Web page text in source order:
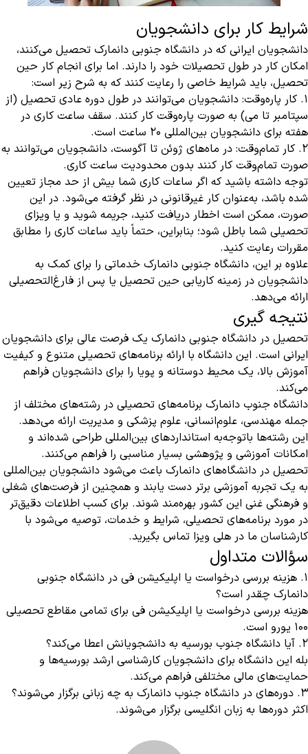
شرایط کار برای دانشجویان
دانشجویان ایرانی که در دانشگاه جنوبی دانمارک تحصیل می‌کنند،
امکان کار در طول تحصیلات خود را دارند. اما برای انجام کار حین
تحصیل، باید شرایط خاصی را رعایت کنند که به شرح زیر است:
1. کار پاره‌وقت: دانشجویان می‌توانند در طول دوره عادی تحصیل (از
سپتامبر تا می) به صورت پاره‌وقت کار کنند. سقف ساعت کاری در
هفته برای دانشجویان بین‌المللی ۲۰ ساعت است.
2. کار تمام‌وقت: در ماه‌های ژوئن تا آگوست، دانشجویان می‌توانند به
صورت تمام‌وقت کار کنند بدون محدودیت ساعت کاری.
توجه داشته باشید که اگر ساعات کاری شما بیش از حد مجاز تعیین
شده باشد، به‌عنوان کار غیرقانونی در نظر گرفته می‌شود. در این
صورت، ممکن است اخطار دریافت کنید، جریمه شوید و یا ویزای
تحصیلی شما باطل شود؛ بنابراین، حتماً باید ساعات کاری را مطابق
مقررات رعایت کنید.
علاوه بر این، دانشگاه جنوبی دانمارک خدماتی را برای کمک به
دانشجویان در زمینه کاریابی حین تحصیل یا پس از فارغ‌التحصیلی
ارائه می‌دهد.
نتیجه‌ گیری
تحصیل در دانشگاه جنوبی دانمارک یک فرصت عالی برای دانشجویان
ایرانی است. این دانشگاه با ارائه برنامه‌های تحصیلی متنوع و کیفیت
آموزش بالا، یک محیط دوستانه و پویا را برای دانشجویان فراهم
می‌کند.
دانشگاه جنوب دانمارک برنامه‌های تحصیلی در رشته‌های مختلف از
جمله مهندسی، علوم‌انسانی، علوم پزشکی و مدیریت ارائه می‌دهد.
این رشته‌ها باتوجه‌به استانداردهای بین‌المللی طراحی شده‌اند و
امکانات آموزشی و پژوهشی بسیار مناسبی را فراهم می‌کنند.
تحصیل در دانشگاه‌های دانمارک باعث می‌شود دانشجویان بین‌المللی
به یک تجربه آموزشی برتر دست یابند و همچنین از فرصت‌های شغلی
و فرهنگی غنی این کشور بهره‌مند شوند. برای کسب اطلاعات دقیق‌تر
در مورد برنامه‌های تحصیلی، شرایط و خدمات، توصیه می‌شود با
کارشناسان ما در هلی ویزا تماس بگیرید.
سؤالات متداول
1. هزینه بررسی درخواست یا اپلیکیشن فی در دانشگاه جنوبی
دانمارک چقدر است؟
هزینه بررسی درخواست یا اپلیکیشن فی برای تمامی مقاطع تحصیلی
۱۰۰ یورو است.
2. آیا دانشگاه جنوب بورسیه به دانشجویانش اعطا می‌کند؟
بله این دانشگاه برای دانشجویان کارشناسی ارشد بورسیه‌ها و
حمایت‌های مالی مختلفی فراهم می‌کند.
3. دوره‌های در دانشگاه جنوب دانمارک به چه زبانی برگزار می‌شوند؟
اکثر دوره‌ها به زبان انگلیسی برگزار می‌شوند.